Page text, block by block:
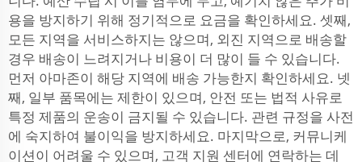
용을 방지하기 위해 정기적으로 요금을 확인하세요. 셋째,
모든 지역을 서비스하지는 않으며, 외진 지역으로 배송할
경우 배송이 느려지거나 비용이 더 많이 들 수 있습니다.
먼저 아마존이 해당 지역에 배송 가능한지 확인하세요. 넷
째, 일부 품목에는 제한이 있으며, 안전 또는 법적 사유로
특정 제품의 운송이 금지될 수 있습니다. 관련 규정을 사전
에 숙지하여 불이익을 방지하세요. 마지막으로, 커뮤니케
이션이 어려울 수 있으며, 고객 지원 센터에 연락하는 데